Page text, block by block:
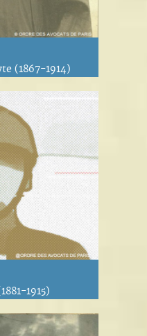
(1867-1914)
1915)